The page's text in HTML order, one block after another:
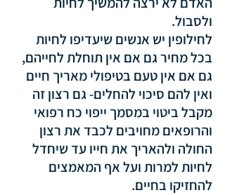
ולסבול.
לחילופין יש אנשים שיעדיפו לחיות
בכל מחיר גם אם אין תוחלת לחייהם,
גם אם אין טעם בטיפולי מאריך חיים
ואין להם סיכוי להחלים- גם רצון זה
מקבל ביטוי במסמך ייפוי כח רפואי
והרופאים מחויבים לכבד את רצון
החולה ולהאריך את חייו עד שיחדל
לחיות למרות ועל אף המאמצים
להחזיקו בחיים.